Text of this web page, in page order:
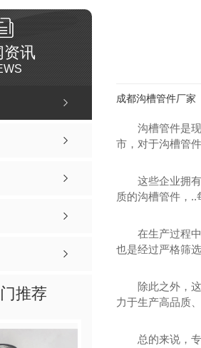
资讯
推荐
成都沟槽管件厂家
沟槽管件是
市，对于沟槽管
这些企业拥
质的沟槽管件，..
在生产过程
也是经过严格筛
除此之外，
力于生产高品质
总的来说，